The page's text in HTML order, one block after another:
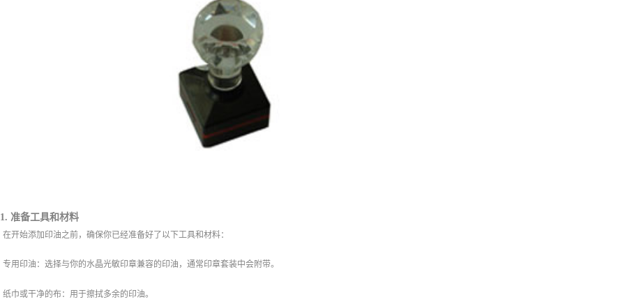
1. 准备工具和材料
在开始添加印油之前，确保你已经准备好了以下工具和材料：
专用印油：选择与你的水晶光敏印章兼容的印油，通常印章套装中会附带。
纸巾或干净的布：用于擦拭多余的印油。